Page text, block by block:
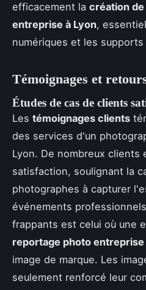
efficacement la création
entreprise à Lyon,
numériques et les
Témoignages et
Études de cas de clients
Les témoignages clients
des services d'un
Lyon. De nombreux clients
satisfaction, soulignant la
photographes à capturer
événements
frappants est celui où une
reportage photo entreprise
image de marque. Les
seulement renforcé leur